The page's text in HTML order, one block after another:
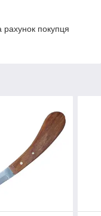
рахунок покупця